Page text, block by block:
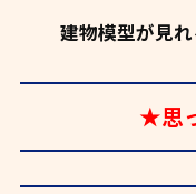
建物模型が見
★思